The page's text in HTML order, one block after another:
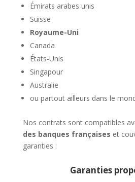
Émirats arabes unis
Suisse
Royaume-Uni
Canada
États-Unis
Singapour
Australie
ou partout ailleurs dans le
Nos contrats sont compatibles
des banques françaises et
garanties :
Garanties